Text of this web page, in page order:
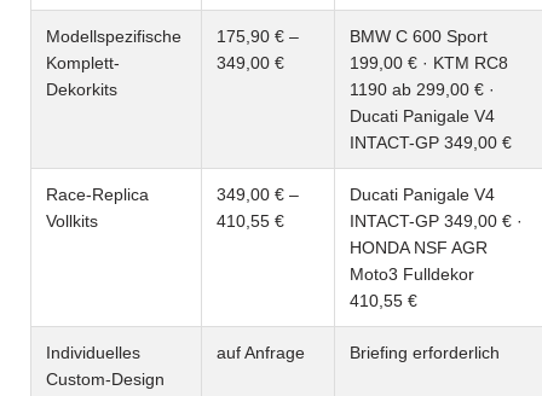
Modellspezifische
Komplett-
Dekorkits
175,90 € –
349,00 €
BMW C 600 Sport
199,00 € · KTM RC8
1190 ab 299,00 € ·
Ducati Panigale V4
INTACT-GP 349,00 €
Race-Replica
Vollkits
349,00 € –
410,55 €
Ducati Panigale V4
INTACT-GP 349,00 € ·
HONDA NSF AGR
Moto3 Fulldekor
410,55 €
Individuelles
Custom-Design
auf Anfrage Briefing erforderlich